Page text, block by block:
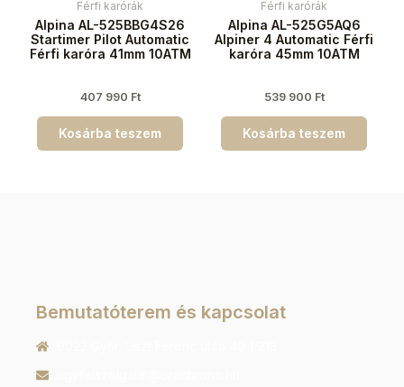
Férfi karórák
Alpina AL-525BBG4S26
Startimer Pilot Automatic
Férfi karóra 41mm 10ATM
407 990 Ft
Kosárba teszem
Férfi karórák
Alpina AL-525G5AQ6
Alpiner 4 Automatic Férfi
karóra 45mm 10ATM
539 900 Ft
Kosárba teszem
Bemutatóterem és kapcsolat